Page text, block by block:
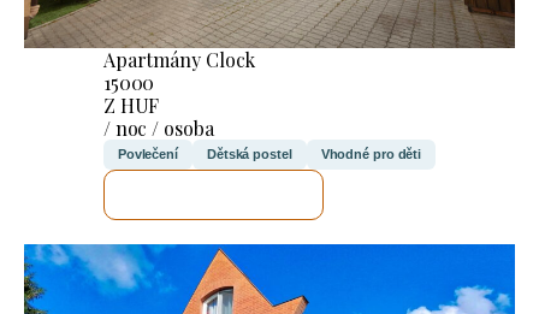
Apartmány Clock
15000
Z HUF
/ noc / osoba
Povlečení Dětská postel Vhodné pro děti